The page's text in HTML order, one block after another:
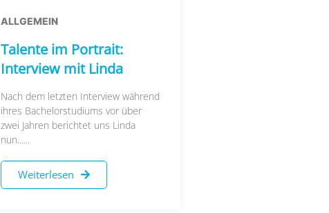
ALLGEMEIN
Talente im Portrait:
Interview mit Linda
Nach dem letzten Interview während
ihres Bachelorstudiums vor über
zwei Jahren berichtet uns Linda
nun......
Weiterlesen